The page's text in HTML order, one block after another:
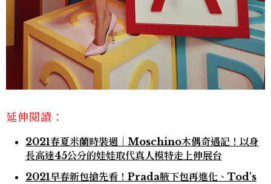
延伸閱讀：
2021春夏米蘭時裝週｜Moschino木偶奇遇記！以身
長高達45公分的娃娃取代真人模特走上伸展台
2021早春新包搶先看！Prada腋下包再進化、Tod's